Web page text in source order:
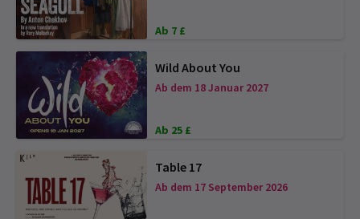
Ab 7 £
Wild About You
Ab dem 18 Januar 2027
Ab 25 £
Table 17
Ab dem 17 September 2026